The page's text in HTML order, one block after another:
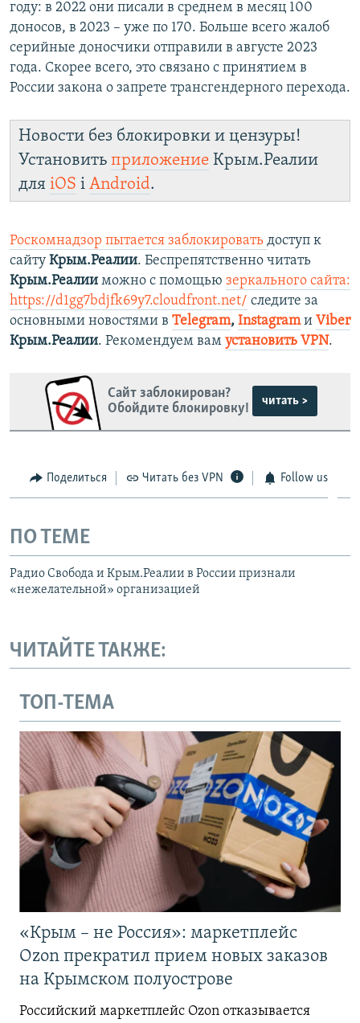
году: в 2022 они писали в среднем в месяц 100
доносов, в 2023 – уже по 170. Больше всего жалоб
серийные доносчики отправили в августе 2023
года. Скорее всего, это связано с принятием в
России закона о запрете трансгендерного перехода.
Новости без блокировки и цензуры!
Установить приложение Крым.Реалии
для iOS і Android.
Роскомнадзор пытается заблокировать доступ к
сайту Крым.Реалии. Беспрепятственно читать
Крым.Реалии можно с помощью зеркального сайта:
https://d1gg7bdjfk69y7.cloudfront.net/ следите за
основными новостями в Telegram, Instagramи Viber
Крым.Реалии. Рекомендуем вам установить VPN.
Сайт заблокирован?
Обойдите блокировку!
читать >
Поделиться Читать без VPN Follow us
ПО ТЕМЕ
Радио Свобода и Крым.Реалии в России признали
«нежелательной» организацией
ЧИТАЙТЕ ТАКЖЕ:
ТОП-ТЕМА
«Крым – не Россия»: маркетплейс
Ozon прекратил прием новых заказов
на Крымском полуострове
Российский маркетплейс Ozon отказывается